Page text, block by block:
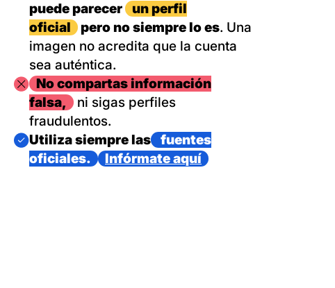
puede parecer
un perfil
oficial
pero no siempre lo es. Una
imagen no acredita que la cuenta
sea auténtica.
ImagenNo compartas información
falsa,
ni sigas perfiles
fraudulentos.
Imagen
Utiliza siempre las
fuentes
oficiales.
Infórmate aquí